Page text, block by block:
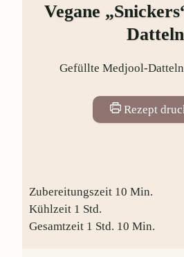
Vegane
Datteln
Gefüllte Medjool-
Rezept
Zubereitungszeit 10 Min.
Kühlzeit 1 Std.
Gesamtzeit 1 Std. 10 Min.